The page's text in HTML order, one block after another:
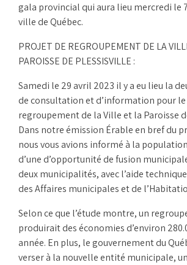
gala provincial qui aura lieu mercredi le
ville de Québec.
PROJET DE REGROUPEMENT DE LA
PAROISSE DE PLESSISVILLE :
Samedi le 29 avril 2023 il y a eu lieu la
de consultation et d’information pour
regroupement de la Ville et la Paroisse
Dans notre émission Érable en bref du
nous vous avions informé à la
d’une d’opportunité de fusion
deux municipalités, avec l’aide
des Affaires municipales et de
Selon ce que l’étude montre, un
produirait des économies d’environ
année. En plus, le gouvernement du
verser à la nouvelle entité municipale,